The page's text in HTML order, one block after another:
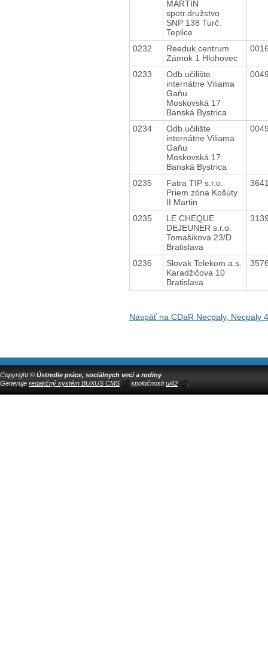
MARTIN
spotr.družstvo
SNP 138 Turč.
Teplice
0232
Reeduk.centrum
Zámok 1 Hlohovec
0233
Odb.učilište
internátne Viliama
Gaňu
Moskovská 17
Banská Bystrica
0234
Odb.učilište
internátne Viliama
Gaňu
Moskovská 17
Banská Bystrica
0235
Fatra TIP s.r.o.
Priem.zóna Košúty
II Martin
0235
LE CHEQUE
DEJEUNER s.r.o.
Tomašikova 23/D
Bratislava
0236
Slovak Telekom a.s.
Karadžičova 10
Bratislava
Naspäť na CDaR Necpaly, Necpaly
Copyright © Ústredie práce, sociálnych vecí a rodiny
Generuje redakčný systém BUXUS CMS spoločnostiui42